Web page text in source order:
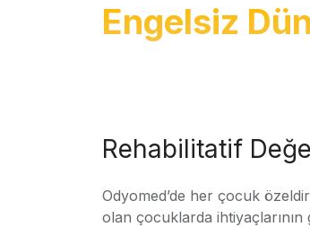
Engelsiz
Rehabilitatif
Odyomed’de her çocuk
olan çocuklarda